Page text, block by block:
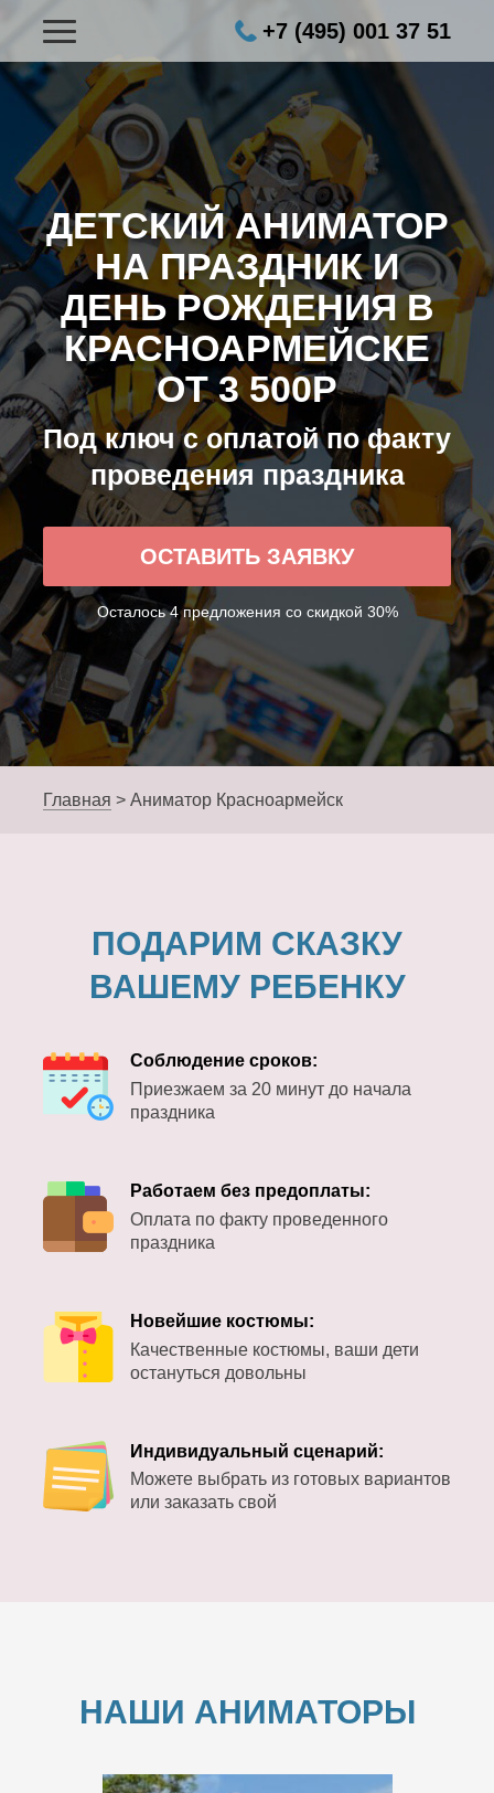
+7 (495) 001 37 51
ДЕТСКИЙ АНИМАТОР
НА ПРАЗДНИК И
ДЕНЬ РОЖДЕНИЯ В
КРАСНОАРМЕЙСКЕ
ОТ 3 500Р
Под ключ с оплатой по факту
проведения праздника
ОСТАВИТЬ ЗАЯВКУ
Осталось 4 предложения со скидкой 30%
Главная > Аниматор Красноармейск
ПОДАРИМ СКАЗКУ
ВАШЕМУ РЕБЕНКУ
Соблюдение сроков:
Приезжаем за 20 минут до начала
праздника
Работаем без предоплаты:
Оплата по факту проведенного
праздника
Новейшие костюмы:
Качественные костюмы, ваши дети
остануться довольны
Индивидуальный сценарий:
Можете выбрать из готовых вариантов
или заказать свой
НАШИ АНИМАТОРЫ